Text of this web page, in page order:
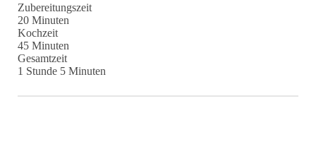
Zubereitungszeit
20Minuten
Minuten
Kochzeit
45Minuten
Minuten
Gesamtzeit
1 Stunde
Stunde 5Minuten
Minuten